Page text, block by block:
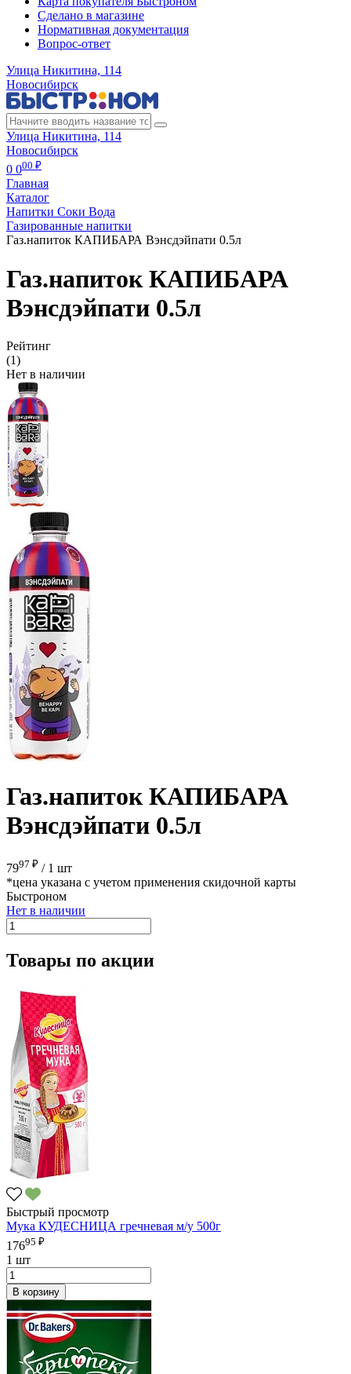
Сделано в магазине
Нормативная документация
Вопрос-ответ
Улица Никитина, 114
Новосибирск
Улица Никитина, 114
Новосибирск
0 000 ₽
Главная
Каталог
Напитки Соки Вода
Газированные напитки
Газ.напиток КАПИБАРА Вэнсдэйпати 0.5л
Газ.напиток КАПИБАРА
Вэнсдэйпати 0.5л
Рейтинг
(1)
Нет в наличии
Газ.напиток КАПИБАРА
Вэнсдэйпати 0.5л
7997 ₽ / 1 шт
*цена указана с учетом применения скидочной карты
Быстроном
Нет в наличии
Товары по акции
Быстрый просмотр
Мука КУДЕСНИЦА гречневая м/у 500г
17695 ₽
1 шт
В корзину